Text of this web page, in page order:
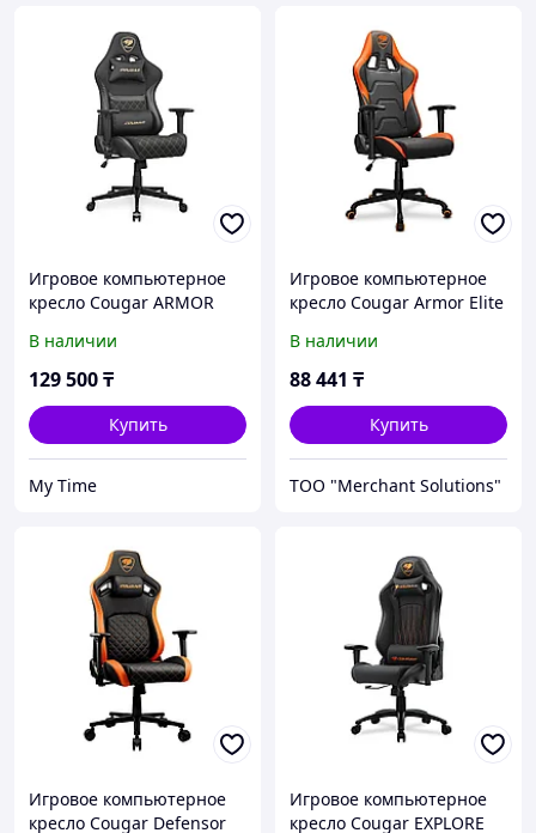
Игровое компьютерное
кресло Cougar ARMOR
В наличии
129 500₸
Купить
My Time
Игровое компьютерное
кресло Cougar Armor Elite
В наличии
88 441 ₸
Купить
ТОО "Merchant Solutions"
Игровое компьютерное
кресло Cougar Defensor
Игровое компьютерное
кресло Cougar EXPLORE